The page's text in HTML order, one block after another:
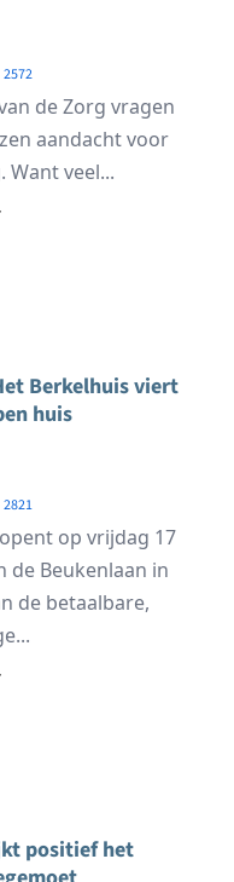
2572
de Zorg vragen
aandacht voor
Want veel...
Berkelhuis viert
huis
2821
op vrijdag 17
de Beukenlaan in
de betaalbare,
positief het